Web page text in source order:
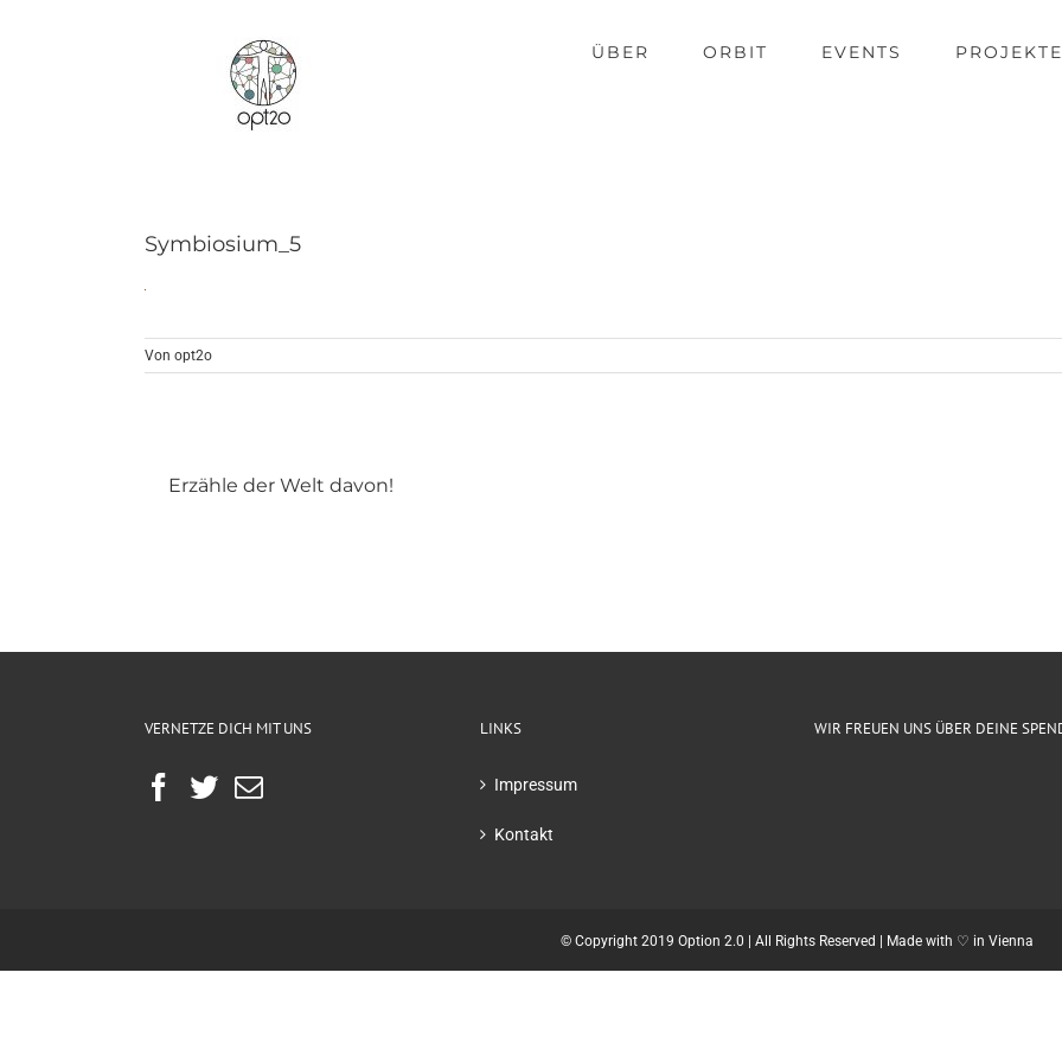
ÜBER ORBIT EVENTS PROJEKTE
Symbiosium_5
Von opt2o
Erzähle der Welt davon!
VERNETZE DICH MIT UNS LINKS
Impressum
Kontakt
WIR FREUEN UNS ÜBER DEINE
© Copyright 2019 Option 2.0 | All Rights Reserved | Made with ♡ in Vienna